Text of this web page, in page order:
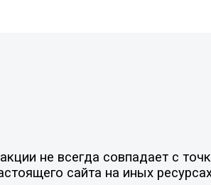
не всегда совпадает с
сайта на иных